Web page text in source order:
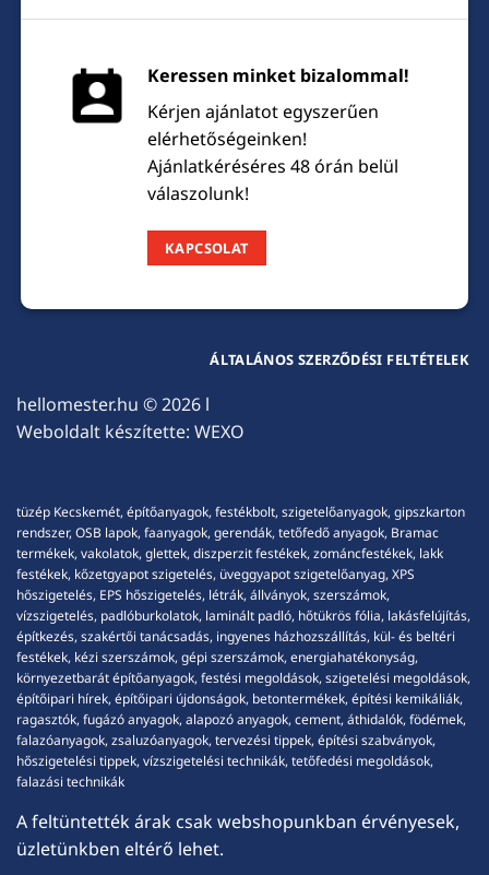
Keressen minket bizalommal!
Kérjen ajánlatot egyszerűen
elérhetőségeinken!
Ajánlatkéréséres 48 órán belül
válaszolunk!
KAPCSOLAT
hellomester.hu © 2026 l
Weboldalt készítette: WEXO
ÁLTALÁNOS SZERZŐDÉSI FELTÉTELEK
tüzép Kecskemét, építőanyagok, festékbolt, szigetelőanyagok, gipszkarton
rendszer, OSB lapok, faanyagok, gerendák, tetőfedő anyagok, Bramac
termékek, vakolatok, glettek, diszperzit festékek, zománcfestékek, lakk
festékek, kőzetgyapot szigetelés, üveggyapot szigetelőanyag, XPS
hőszigetelés, EPS hőszigetelés, létrák, állványok, szerszámok,
vízszigetelés, padlóburkolatok, laminált padló, hőtükrös fólia, lakásfelújítás,
építkezés, szakértői tanácsadás, ingyenes házhozszállítás, kül- és beltéri
festékek, kézi szerszámok, gépi szerszámok, energiahatékonyság,
környezetbarát építőanyagok, festési megoldások, szigetelési megoldások,
építőipari hírek, építőipari újdonságok, betontermékek, építési kemikáliák,
ragasztók, fugázó anyagok, alapozó anyagok, cement, áthidalók, födémek,
falazóanyagok, zsaluzóanyagok, tervezési tippek, építési szabványok,
hőszigetelési tippek, vízszigetelési technikák, tetőfedési megoldások,
falazási technikák
A feltüntették árak csak webshopunkban érvényesek,
üzletünkben eltérő lehet.